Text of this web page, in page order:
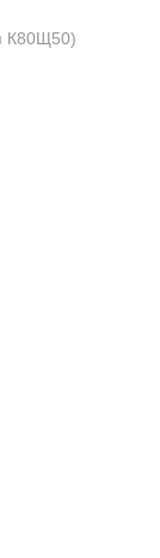
К80Щ50)